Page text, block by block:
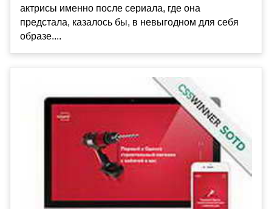
актрисы именно после сериала, где она
предстала, казалось бы, в невыгодном для себя
образе....